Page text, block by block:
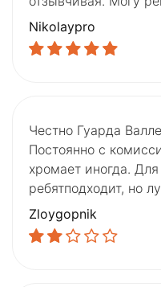
Nikolaypro
Честно Гуарда
Постоянно с
хромает иногда.
ребятподходит, но
Zloygopnik